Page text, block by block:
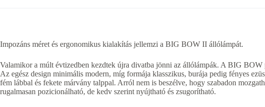
Impozáns méret és ergonomikus kialakítás jellemzi a BIG BOW II állólámpát.
Valamikor a múlt évtizedben kezdtek újra divatba jönni az állólámpák. A BIG
Az egész design minimális modern, míg formája klasszikus, burája pedig fényes
fém lábbal és fekete márvány talppal. Arról nem is beszélve, hogy szabadon
rugalmasan pozicionálható, de kedv szerint nyújtható és zsugorítható.